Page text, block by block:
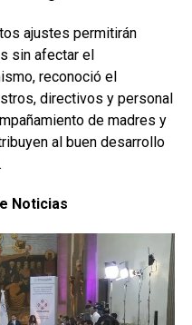
ajustes permitirán
sin afectar el
reconoció el
directivos y personal
de madres y
al buen desarrollo
Noticias